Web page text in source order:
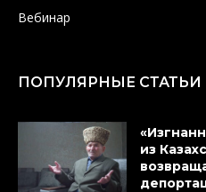
Вебинар
ПОПУЛЯРНЫЕ СТАТЬИ
из